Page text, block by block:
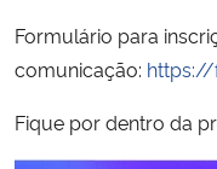
Formulário para
comunicação: https://
Fique por dentro da